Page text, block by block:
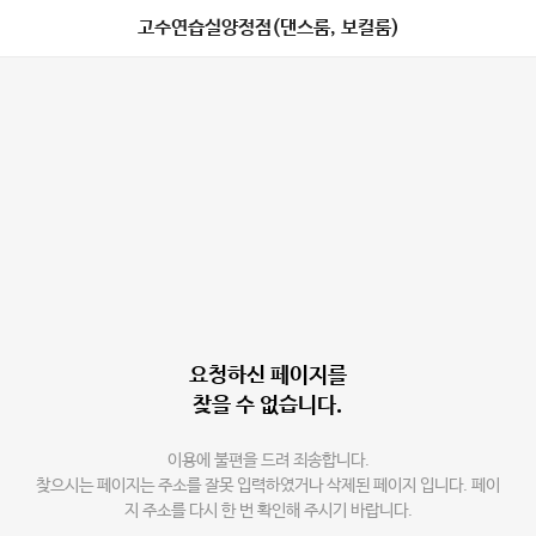
고수연습실양정점(댄스룸, 보컬룸)
요청하신 페이지를
찾을 수 없습니다.
이용에 불편을 드려 죄송합니다.
찾으시는 페이지는 주소를 잘못 입력하였거나 삭제된 페이지 입니다. 페이
지 주소를 다시 한 번 확인해 주시기 바랍니다.